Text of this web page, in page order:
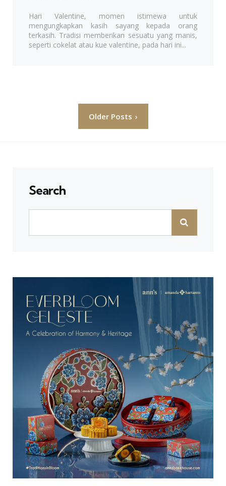
Hari Valentine, momen istimewa untuk
mengungkapkan kasih sayang kepada orang
terkasih. Tradisi memberikan sesuatu yang manis,
seperti cokelat atau kue valentine, pada hari ini...
Older Posts
Search